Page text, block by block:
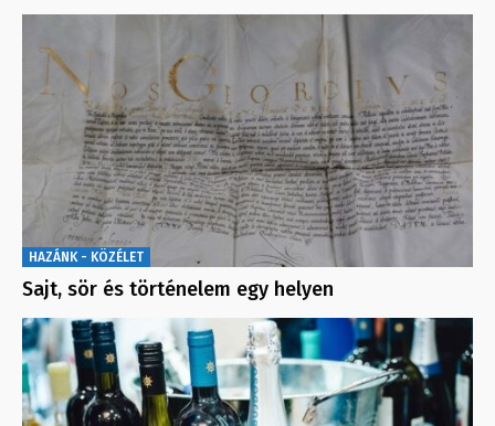
HAZÁNK - KÖZÉLET
Sajt, sör és történelem egy helyen